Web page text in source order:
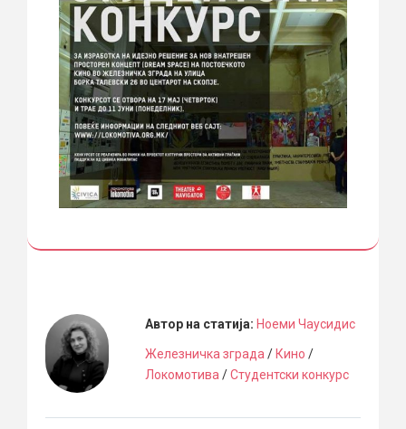
Автор на статија: Ноеми Чаусидис
Железничка зграда / Кино /
Локомотива /Студентски конкурс